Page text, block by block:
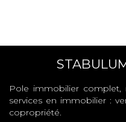
Pole immobilier
services en immobilier :
copropriété.